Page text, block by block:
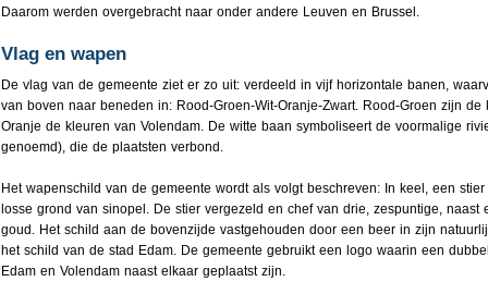
Daarom werden overgebracht naar onder andere Leuven en Brussel.
Vlag en wapen
De vlag van de gemeente ziet er zo uit: verdeeld in vijf horizontale banen,
van boven naar beneden in: Rood-Groen-Wit-Oranje-Zwart. Rood-Groen zijn
Oranje de kleuren van Volendam. De witte baan symboliseert de voormalige
genoemd), die de plaatsten verbond.
Het wapenschild van de gemeente wordt als volgt beschreven: In keel, een
losse grond van sinopel. De stier vergezeld en chef van drie, zespuntige, naast
goud. Het schild aan de bovenzijde vastgehouden door een beer in zijn
het schild van de stad Edam. De gemeente gebruikt een logo waarin een
Edam en Volendam naast elkaar geplaatst zijn.